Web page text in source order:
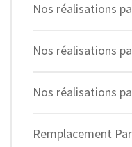
Nos réalisations
Nos réalisations
Nos réalisations
Remplacement